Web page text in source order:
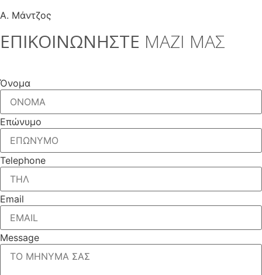
Α. Μάντζος
ΕΠΙΚΟΙΝΩΝΗΣΤΕ ΜΑΖΙ ΜΑΣ
Όνομα
Επώνυμο
Telephone
Email
Message